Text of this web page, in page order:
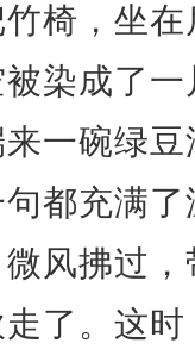
椅，坐
染成了
一碗绿
都充满
风拂过
了。这